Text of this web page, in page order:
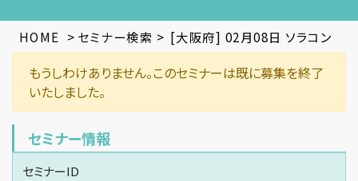
HOME > セミナー検索 > [大阪府] 02月08日 ソラコン
もうしわけありません。このセミナーは既に募集を終了
いたしました。
セミナー情報
セミナーID